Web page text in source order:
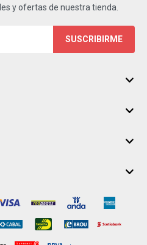
y ofertas de nuestra tienda.
SUSCRIBIRME